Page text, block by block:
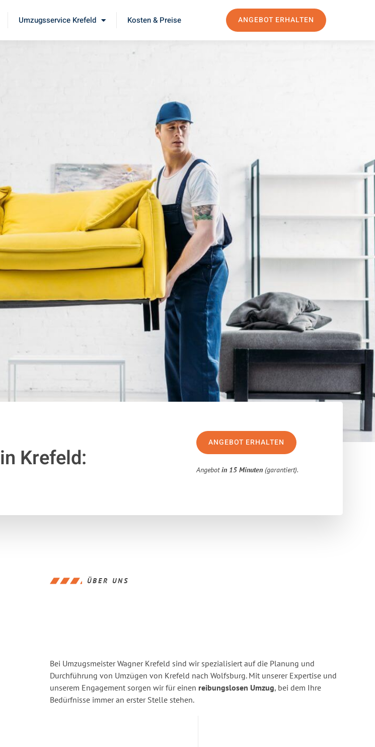
Umzugsservice Krefeld Kosten & Preise ANGEBOT ERHALTEN
in Krefeld:
ANGEBOT ERHALTEN
Angebotin 15 Minuten (garantiert).
ÜBER UNS
Bei Umzugsmeister Wagner Krefeld sind wir spezialisiert auf die Planung und
Durchführung von Umzügen von Krefeld nach Wolfsburg. Mit unserer Expertise und
unserem Engagement sorgen wir für einen reibungslosen Umzug, bei dem Ihre
Bedürfnisse immer an erster Stelle stehen.